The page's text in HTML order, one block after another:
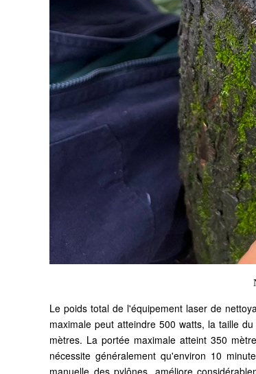
Le poids total de l'équipement laser de
maximale peut atteindre 500 watts, la taille
mètres. La portée maximale atteint 350
nécessite généralement qu'environ 10